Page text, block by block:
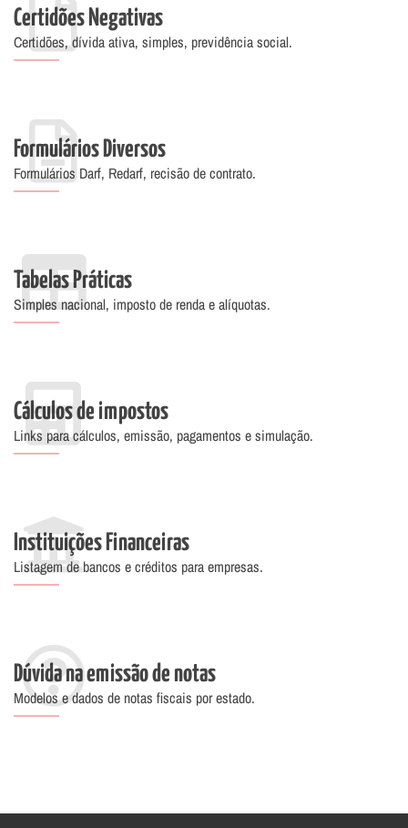
Certidões Negativas
Certidões, dívida ativa, simples, previdência social.
Formulários Diversos
Formulários Darf, Redarf, recisão de contrato.
Tabelas Práticas
Simples nacional, imposto de renda e alíquotas.
Cálculos de impostos
Links para cálculos, emissão, pagamentos e simulação.
Instituições Financeiras
Listagem de bancos e créditos para empresas.
Dúvida na emissão de notas
Modelos e dados de notas fiscais por estado.